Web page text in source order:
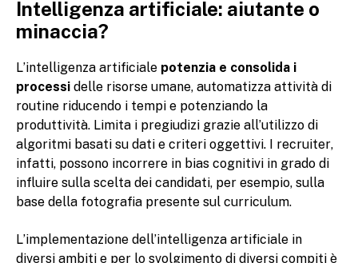
Intelligenza artificiale: aiutante o
minaccia?
L’intelligenza artificiale potenzia e consolida i
processi delle risorse umane, automatizza attività di
routine riducendo i tempi e potenziando la
produttività. Limita i pregiudizi grazie all’utilizzo di
algoritmi basati su dati e criteri oggettivi. I recruiter,
infatti, possono incorrere in bias cognitivi in grado di
influire sulla scelta dei candidati, per esempio, sulla
base della fotografia presente sul curriculum.
L’implementazione dell’intelligenza artificiale in
diversi ambiti e per lo svolgimento di diversi compiti è